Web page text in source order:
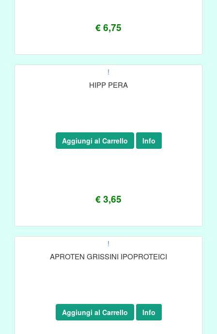
€ 6,75
!
HIPP PERA
€ 3,65
Aggiungi al Carrello Info
!
APROTEN GRISSINI IPOPROTEICI
Aggiungi al Carrello Info